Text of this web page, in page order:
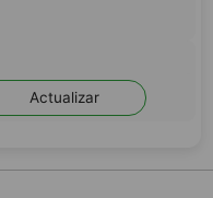
Actualizar